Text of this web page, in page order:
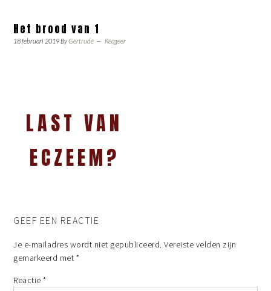
Het brood van 1
18 februari 2019ByGertrude Reageer
LAST VAN
ECZEEM?
GEEF EEN REACTIE
Je e-mailadres wordt niet gepubliceerd. Vereiste velden zijn
gemarkeerd met *
Reactie*